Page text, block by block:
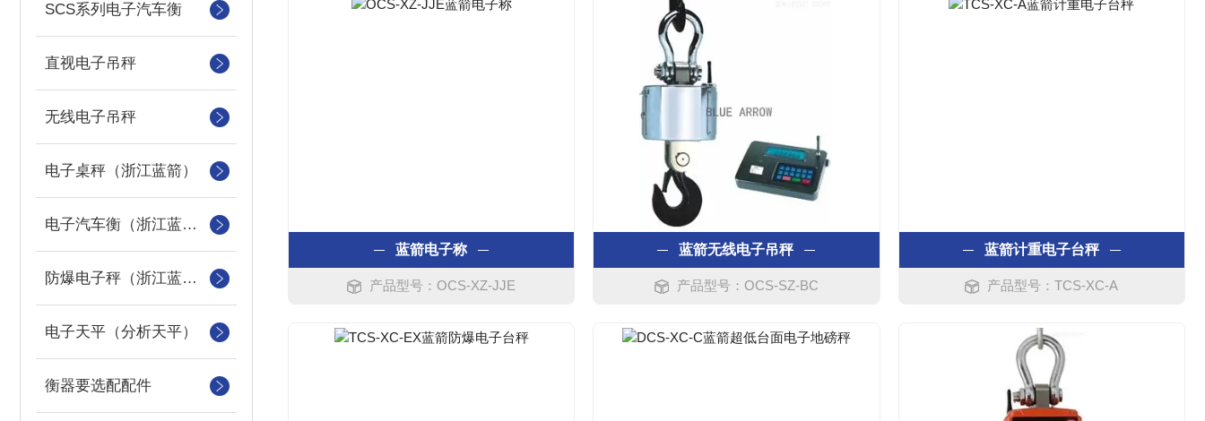
SCS系列电子汽车衡
直视电子吊秤
无线电子吊秤
电子桌秤（浙江蓝箭）
电子汽车衡（浙江蓝箭汽车衡）
防爆电子秤（浙江蓝箭防爆秤）
电子天平（分析天平）
衡器要选配配件
蓝箭电子称
产品型号：OCS-XZ-JJE
蓝箭无线电子吊秤
产品型号：OCS-SZ-BC
蓝箭计重电子台秤
产品型号：TCS-XC-A